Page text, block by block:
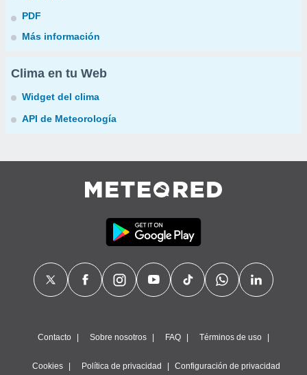
PDF
Más información
Clima en tu Web
Widget del clima
API de Meteorología
Contacto Sobre nosotros FAQ Términos de uso
Cookies Política de privacidad Configuración de privacidad